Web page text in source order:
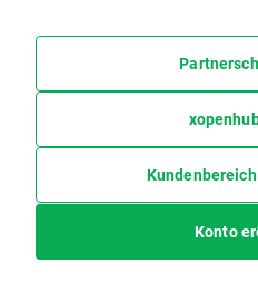
Konto